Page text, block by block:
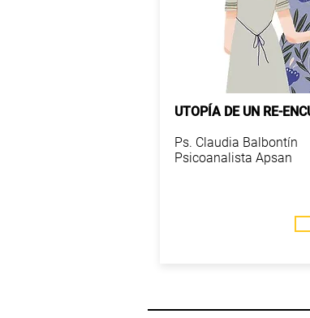
UTOPÍA DE UN RE-
Ps. Claudia Balbontín
Psicoanalista Apsan